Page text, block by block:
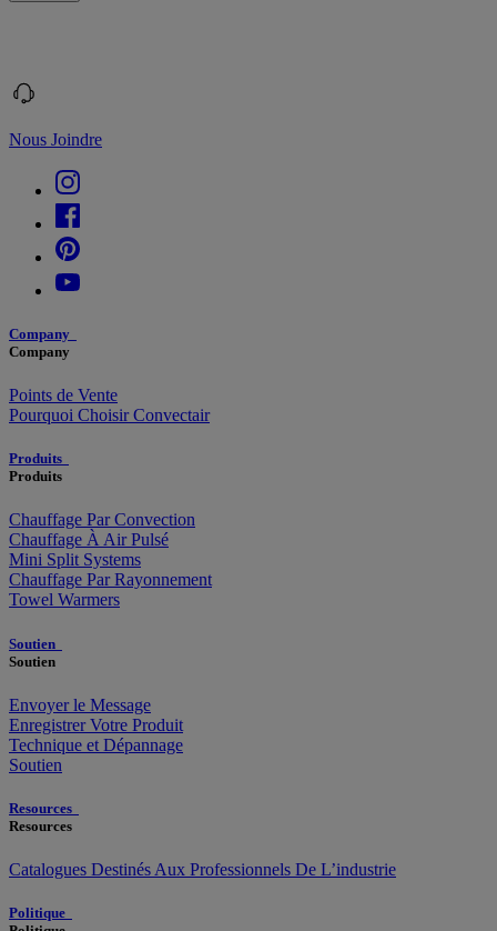
Nous Joindre
Company
Company
Points de Vente
Pourquoi Choisir Convectair
Produits
Produits
Chauffage Par Convection
Chauffage À Air Pulsé
Mini Split Systems
Chauffage Par Rayonnement
Towel Warmers
Soutien
Soutien
Envoyer le Message
Enregistrer Votre Produit
Technique et Dépannage
Soutien
Resources
Resources
Catalogues Destinés Aux Professionnels De L’industrie
Politique